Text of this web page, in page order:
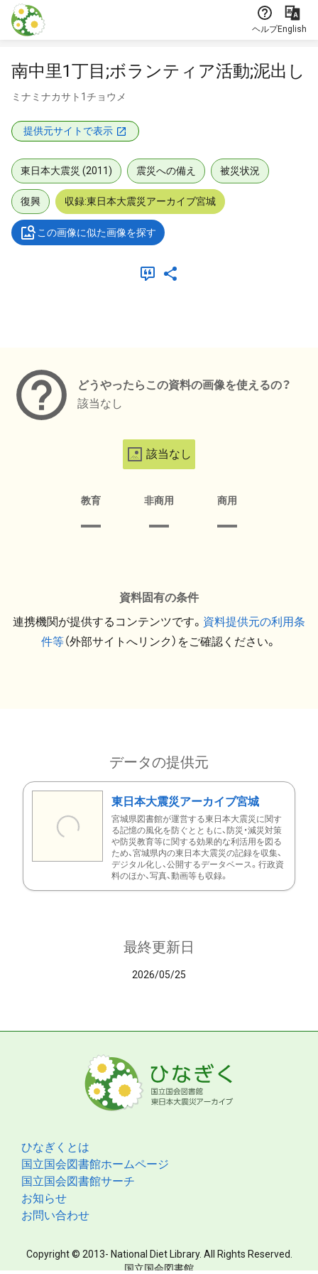
本文に飛ぶ
ヘルプEnglish
南中里1丁目;ボランティア活動;泥出し
ミナミナカサト1チョウメ
提供元サイトで表示
東日本大震災 (2011) 震災への備え 被災状況
復興 収録:東日本大震災アーカイブ宮城
この画像に似た画像を探す
どうやったらこの資料の画像を使えるの？
該当なし
該当なし
教育 非商用 商用
資料固有の条件
連携機関が提供するコンテンツです。 資料提供元の利用条
件等（外部サイトへリンク）をご確認ください。
データの提供元
東日本大震災アーカイブ宮城
宮城県図書館が運営する東日本大震災に関す
る記憶の風化を防ぐとともに、防災・減災対策
や防災教育等に関する効果的な利活用を図る
ため、宮城県内の東日本大震災の記録を収集、
デジタル化し、公開するデータベース。行政資
料のほか、写真、動画等も収録。
最終更新日
2026/05/25
ひなぎくとは
国立国会図書館ホームページ
国立国会図書館サーチ
お知らせ
お問い合わせ
Copyright © 2013- National Diet Library. All Rights Reserved.